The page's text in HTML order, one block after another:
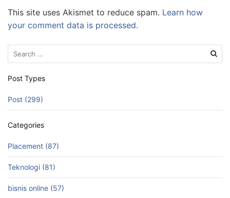
This site uses Akismet to reduce spam. Learn how
your comment data is processed.
Search
for:
Post Types
Post (299)
Categories
Placement (87)
Teknologi (81)
bisnis online (57)